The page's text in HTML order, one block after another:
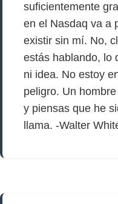
suficientemente
en el Nasdaq va a
existir sin mí. No,
estás hablando, lo
ni idea. No estoy
peligro. Un
y piensas que he
llama. -Walter